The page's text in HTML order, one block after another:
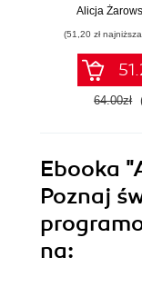
(51,20 zł
64.00zł
Ebooka
Poznaj
na: